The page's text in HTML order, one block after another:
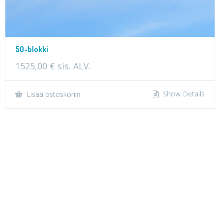
50-blokki
1525,00 € sis. ALV.
Lisää ostoskoriin Show Details